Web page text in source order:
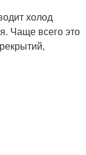
холод
Чаще всего это